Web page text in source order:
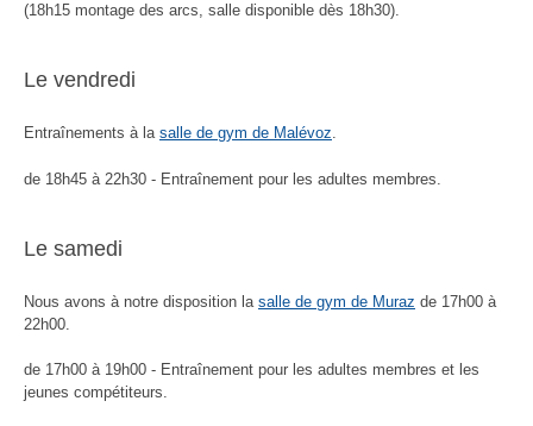
(18h15 montage des arcs, salle disponible dès 18h30).
Le vendredi
Entraînements à la salle de gym de Malévoz.
de 18h45 à 22h30 - Entraînement pour les adultes membres
Le samedi
Nous avons à notre disposition la salle de gym de Muraz de 17h00 à
22h00.
de 17h00 à 19h00 - Entraînement pour les adultes membres et les
jeunes compétiteurs.